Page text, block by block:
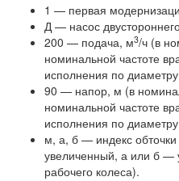
1 — первая
Д — насос
200 — подача, м3/ч (в
номинальной частоте
исполнения по
90 — напор, м (в
номинальной частоте
исполнения по
м, а, б — индекс
увеличенный, а или б
рабочего колеса).